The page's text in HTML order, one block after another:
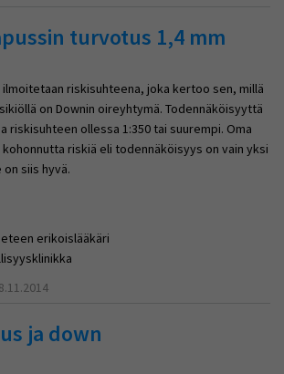
turvotus 1,4 mm
riskisuhteena, joka kertoo sen, millä
on Downin oireyhtymä. Todennäköisyyttä
riskisuhteen ollessa 1:350 tai suurempi. Oma
riskiä eli todennäköisyys on vain yksi
on siis hyvä.
erikoislääkäri
ja down